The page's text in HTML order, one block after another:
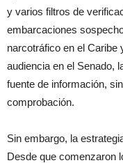
y varios filtros de
embarcaciones
narcotráfico en el Caribe
audiencia en el Senado,
fuente de información,
comprobación.
Sin embargo, la
Desde que comenzaron